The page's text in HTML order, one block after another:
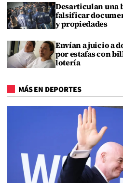
Desarticulan una
falsificar
y propiedades
Envían a juicio a
por estafas con
lotería
MÁS EN DEPORTES